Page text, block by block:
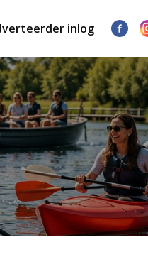
inlog